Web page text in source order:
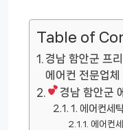
Table of
경남 함안군 프
에어컨 전문업체
경남 함안군
1. 에어컨세
에어컨